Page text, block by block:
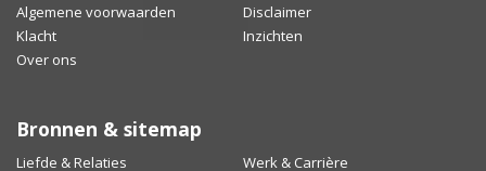
Algemene voorwaarden
Disclaimer
Klacht
Inzichten
Over ons
Bronnen & sitemap
Liefde & Relaties Werk & Carrière